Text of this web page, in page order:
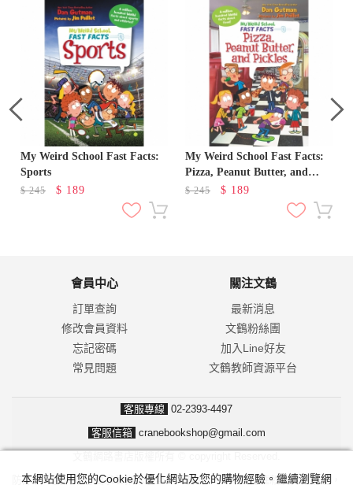
My Weird School Fast Facts:
Sports
$245 $ 189
My Weird School Fast Facts:
Pizza, Peanut Butter, and
Pickle
$245 $ 189
會員中心
訂單查詢
修改會員資料
忘記密碼
常見問題
關注文鶴
最新消息
文鶴粉絲團
加入Line好友
文鶴教師資源平台
客服專線 02-2393-4497
客服信箱 cranebookshop@gmail.com
防詐騙！我們不會要求並指示您至ATM操作。ATM只有匯款及轉帳功能，
本網站使用您的Cookie於優化網站及您的購物經驗。繼續瀏覽網